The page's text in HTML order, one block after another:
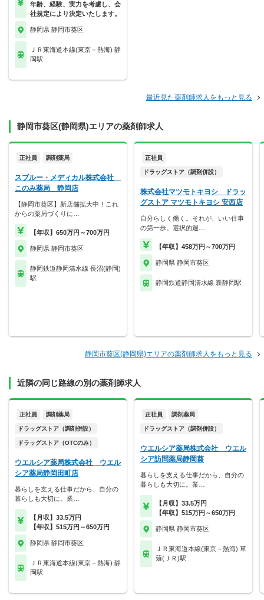
年齢、経験、実力を考慮し、会
社規定により決定いたします。
静岡県 静岡市葵区
ＪＲ東海道本線(東京－熱海) 静
岡駅
最近見た薬剤師求人をもっと見る
静岡市葵区(静岡県)エリアの薬剤師求人
正社員 調剤薬局
スブルー・メディカル株式会社
このみ薬局 静岡店
【静岡市葵区】新店舗拡大中！これ
からの薬局づくりに…
【年収】650万円～700万円
静岡県 静岡市葵区
静岡鉄道静岡清水線 長沼(静岡)
駅
正社員
ドラッグストア（調剤併設）
株式会社マツモトキヨシ ドラッ
グストア マツモトキヨシ 安西店
自分らしく働く。それが、いい仕事
の第一歩。選択的週…
【年収】458万円～700万円
静岡県 静岡市葵区
静岡鉄道静岡清水線 新静岡駅
静岡市葵区(静岡県)エリアの薬剤師求人をもっと見る
近隣の同じ路線の別の薬剤師求人
正社員 調剤薬局
ドラッグストア（調剤併設）
ドラッグストア（OTCのみ）
ウエルシア薬局株式会社 ウエル
シア薬局静岡田町店
暮らしを支える仕事だから、自分の
暮らしも大切に。業…
【月収】33.5万円
【年収】515万円～650万円
静岡県 静岡市葵区
ＪＲ東海道本線(東京－熱海) 静
岡駅
正社員 調剤薬局
ドラッグストア（調剤併設）
ウエルシア薬局株式会社 ウエル
シア訪問薬局静岡葵
暮らしを支える仕事だから、自分の
暮らしも大切に。業…
【月収】33.5万円
【年収】515万円～650万円
静岡県 静岡市葵区
ＪＲ東海道本線(東京－熱海) 草
薙(ＪＲ)駅